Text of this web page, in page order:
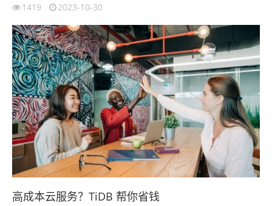
1419 2023-10-30
高成本云服务？TiDB 帮你省钱